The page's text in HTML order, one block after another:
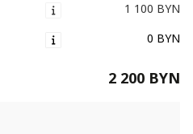
1 100 BYN
0 BYN
2 200 BYN